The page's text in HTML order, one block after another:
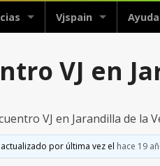
Vjspain Ayuda
VJ en
VJ en Jarandilla de la
por última vez el hace 19